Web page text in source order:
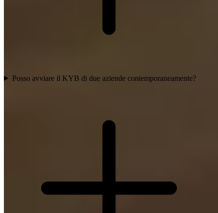
Posso avviare il KYB di due aziende contemporaneamente?